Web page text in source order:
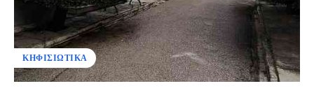
ΚΗΦΙΣΙΩΤΙΚΑ